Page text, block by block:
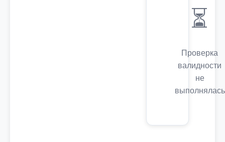
⏳
Проверка
валидности
не
выполнялась